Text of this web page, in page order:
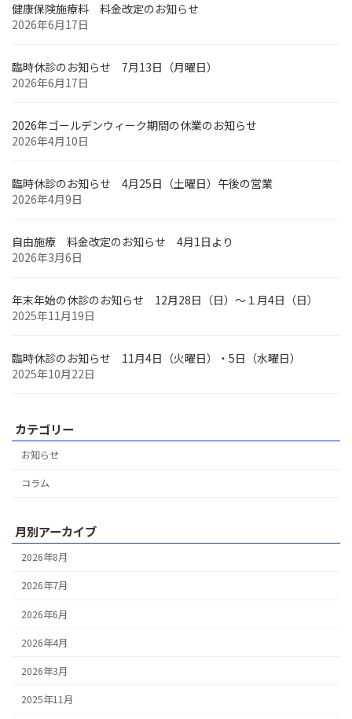
健康保険施療料 料金改定のお知らせ
2026年6月17日
臨時休診のお知らせ 7月13日（月曜日）
2026年6月17日
2026年ゴールデンウィーク期間の休業のお知らせ
2026年4月10日
臨時休診のお知らせ 4月25日（土曜日）午後の営業
2026年4月9日
自由施療 料金改定のお知らせ 4月1日より
2026年3月6日
年末年始の休診のお知らせ 12月28日（日）～１月4日（日）
2025年11月19日
臨時休診のお知らせ 11月4日（火曜日）・5日（水曜日）
2025年10月22日
カテゴリー
お知らせ
コラム
月別アーカイブ
2026年8月
2026年7月
2026年6月
2026年4月
2026年3月
2025年11月